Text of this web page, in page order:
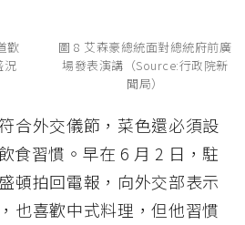
歡
況
圖 8 艾森豪總統面對總統府前廣
場發表演講（Source:行政院新
聞局）
合外交儀節，菜色還必須設
食習慣。早在 6 月 2 日，駐
頓拍回電報，向外交部表示
也喜歡中式料理，但他習慣